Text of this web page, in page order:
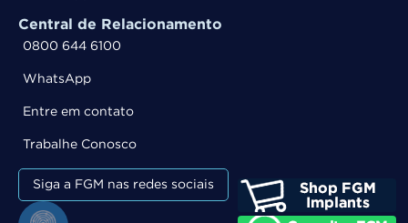
Central de Relacionamento
0800 644 6100
WhatsApp
Entre em contato
Trabalhe Conosco
Siga a FGM nas redes sociais